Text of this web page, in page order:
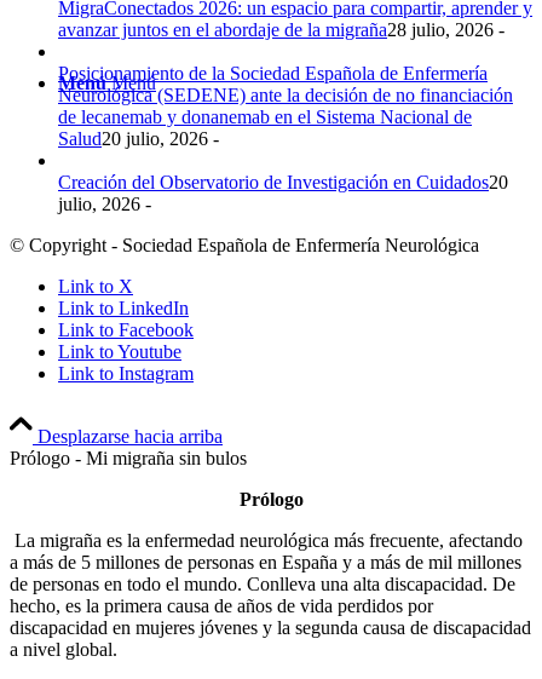
Menú Menú
MigraConectados 2026: un espacio para compartir, aprender y
avanzar juntos en el abordaje de la migraña28 julio, 2026 -
Posicionamiento de la Sociedad Española de Enfermería
Neurológica (SEDENE) ante la decisión de no financiación
de lecanemab y donanemab en el Sistema Nacional de
Salud20 julio, 2026 -
Creación del Observatorio de Investigación en Cuidados20
julio, 2026 -
© Copyright - Sociedad Española de Enfermería Neurológica
Link to X
Link to LinkedIn
Link to Facebook
Link to Youtube
Link to Instagram
Desplazarse hacia arriba
Prólogo - Mi migraña sin bulos
Prólogo
La migraña es la enfermedad neurológica más frecuente, afectando
a más de 5 millones de personas en España y a más de mil millones
de personas en todo el mundo. Conlleva una alta discapacidad. De
hecho, es la primera causa de años de vida perdidos por
discapacidad en mujeres jóvenes y la segunda causa de discapacidad
a nivel global.